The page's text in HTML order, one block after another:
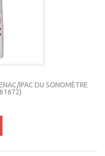
IPAC DU SONOMÈTRE